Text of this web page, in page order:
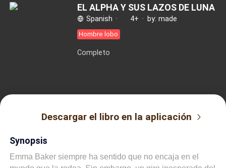
EL ALPHA Y SUS LAZOS DE LUNA
Spanish · 4+ · by: made
Hombre lobo
Completo
Descargar el libro en la aplicación
Synopsis
Emma Baker siempre ha sentido que no encaja en el